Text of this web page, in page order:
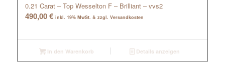
0.21 Carat – Top Wesselton F – Brilliant – vvs2
490,00€ inkl. 19% MwSt. & zzgl. Versandkosten
In den Warenkorb Details anzeigen